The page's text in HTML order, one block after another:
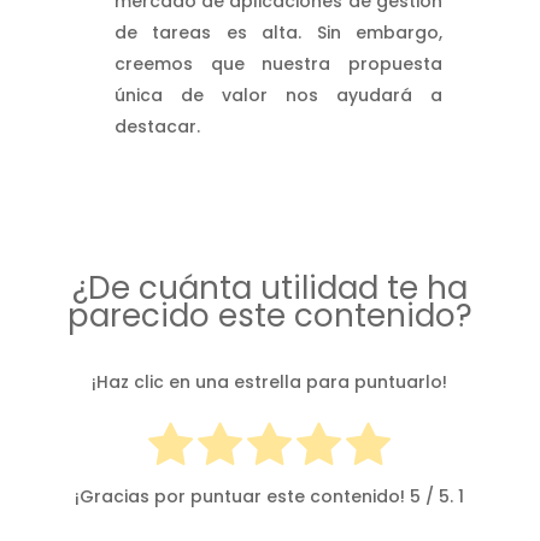
de tareas es alta. Sin embargo,
creemos que nuestra propuesta
única de valor nos ayudará a
destacar.
¿De cuánta utilidad te ha
parecido este contenido?
¡Haz clic en una estrella para puntuarlo!
¡Gracias por puntuar este contenido! 5 / 5.1